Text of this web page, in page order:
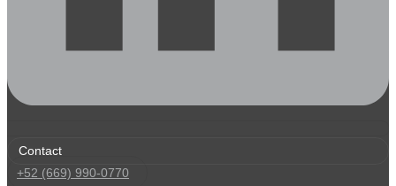
Contact
+52 (669) 990-0770